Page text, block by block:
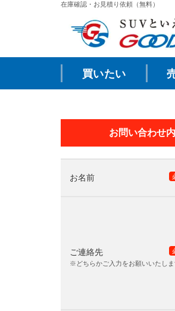
在庫確認・お見積り依頼（無料）
買いたい
お問い合わせ
お名前
ご連絡先
※どちらかご入力をお願いいたしま